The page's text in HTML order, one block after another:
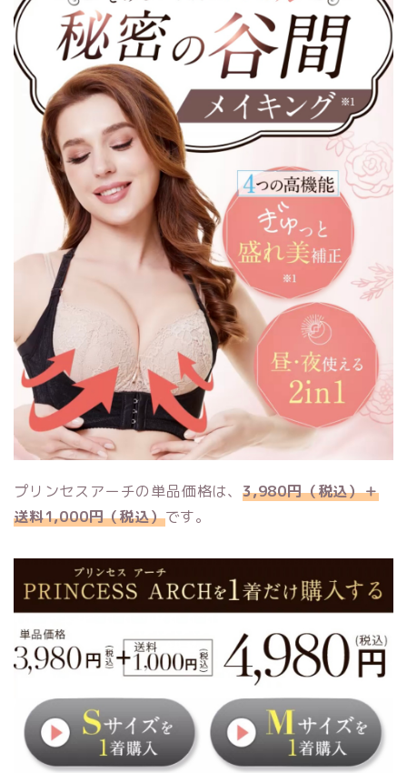
プリンセスアーチの単品価格は、 3,980円（税込）＋
送料1,000円（税込）です。